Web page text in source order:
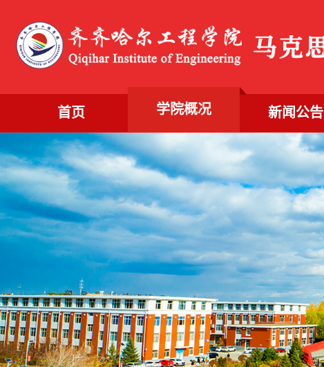
首页 学院概况 新闻公告